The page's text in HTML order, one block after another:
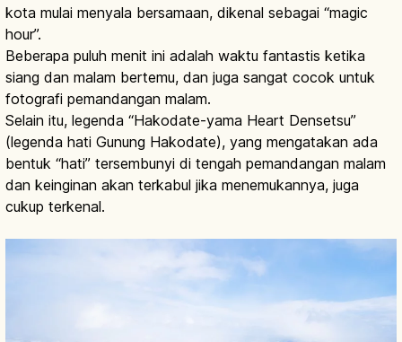
kota mulai menyala bersamaan, dikenal sebagai “magic
hour”.
Beberapa puluh menit ini adalah waktu fantastis ketika
siang dan malam bertemu, dan juga sangat cocok untuk
fotografi pemandangan malam.
Selain itu, legenda “Hakodate-yama Heart Densetsu”
(legenda hati Gunung Hakodate), yang mengatakan ada
bentuk “hati” tersembunyi di tengah pemandangan malam
dan keinginan akan terkabul jika menemukannya, juga
cukup terkenal.